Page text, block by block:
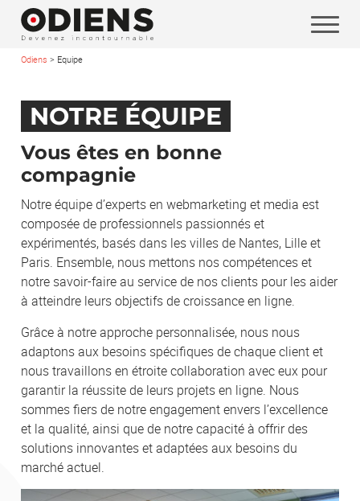
Votre demande
Odiens > Equipe
NOTRE ÉQUIPE
Vous êtes en bonne
compagnie
Notre équipe d’experts en webmarketing et media est
composée de professionnels passionnés et
expérimentés, basés dans les villes de Nantes, Lille et
Paris. Ensemble, nous mettons nos compétences et
notre savoir-faire au service de nos clients pour les aider
à atteindre leurs objectifs de croissance en ligne.
Grâce à notre approche personnalisée, nous nous
adaptons aux besoins spécifiques de chaque client et
nous travaillons en étroite collaboration avec eux pour
garantir la réussite de leurs projets en ligne. Nous
sommes fiers de notre engagement envers l’excellence
et la qualité, ainsi que de notre capacité à offrir des
solutions innovantes et adaptées aux besoins du
marché actuel.